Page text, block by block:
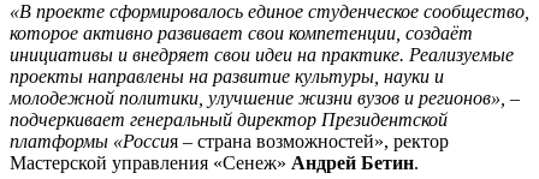
«В проекте сформировалось единое студенческое сообщество,
которое активно развивает свои компетенции, создаёт
инициативы и внедряет свои идеи на практике. Реализуемые
проекты направлены на развитие культуры, науки и
молодежной политики, улучшение жизни вузов и регионов», –
подчеркивает генеральный директор Президентской
платформы «Россия – страна возможностей», ректор
Мастерской управления «Сенеж» Андрей Бетин.